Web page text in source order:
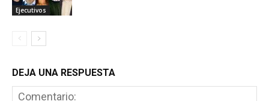
Ejecutivos
DEJA UNA RESPUESTA